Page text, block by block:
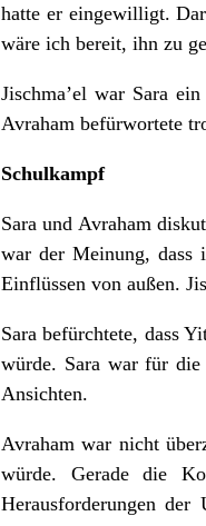
hatte er eingewilligt.
wäre ich bereit, ihn zu
Jischma’el war Sara
Avraham befürwortete
Schulkampf
Sara und Avraham
war der Meinung, dass
Einflüssen von außen.
Sara befürchtete, dass
würde. Sara war für die
Ansichten.
Avraham war nicht
würde. Gerade die
Herausforderungen